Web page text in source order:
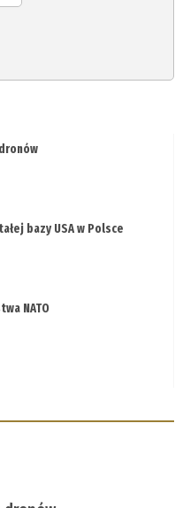
bazy USA w Polsce
NATO